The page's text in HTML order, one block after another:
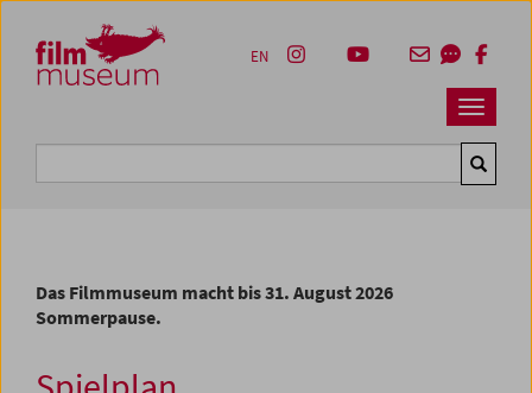
Zum Inhalt
Zum Hauptmenü
Zur Servicenavigation
Zum Suche
Navbar
EN
Das Filmmuseum macht bis 31. August 2026
Sommerpause.